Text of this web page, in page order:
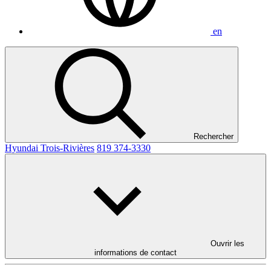
en
Rechercher
Hyundai Trois-Rivières 819 374-3330
Ouvrir les
informations de contact